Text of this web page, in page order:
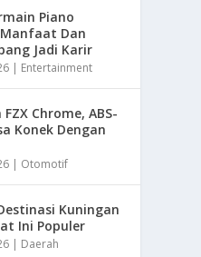
Piano
Dan
Jadi Karir
| Entertainment
Chrome, ABS-
Konek Dengan
| Otomotif
Kuningan
Ini Populer
| Daerah